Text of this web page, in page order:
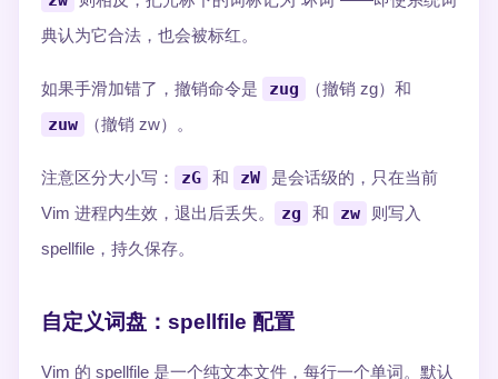
典认为它合法，也会被标红。
如果手滑加错了，撤销命令是 zug （撤销 zg）和
zuw （撤销 zw）。
注意区分大小写： zG 和 zW
是会话级的，只在当前
Vim 进程内生效，退出后丢失。
zg 和 zw
则写入
spellfile，持久保存。
自定义词盘：spellfile 配置
Vim 的 spellfile 是一个纯文本文件，每行一个单词。默认